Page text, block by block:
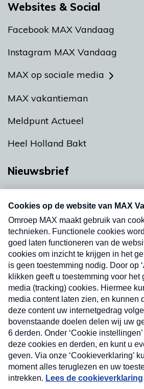
Websites & Social
Facebook MAX Vandaag
Instagram MAX Vandaag
MAX op sociale media
MAX vakantieman
Meldpunt Actueel
Heel Holland Bakt
Nieuwsbrief
nieuwsbrief. Elke vrijdag- en
uw mailbox.
Nieuwsbrief
Neem hier een gratis
nieuwsbrief. Elke vrijdag- en